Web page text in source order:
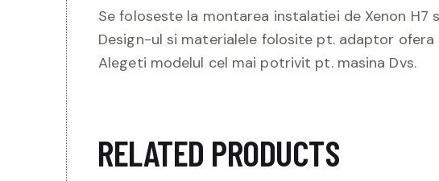
Se foloseste la montarea instalatiei de Xenon
Design-ul si materialele folosite pt. adaptor
Alegeti modelul cel mai potrivit pt. masina Dvs.
RELATED PRODUCTS